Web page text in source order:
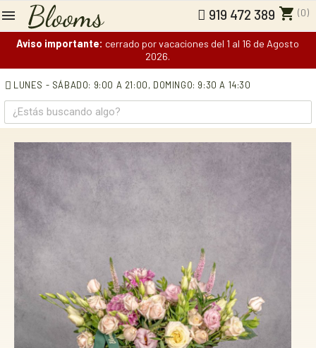
919 472 389 shopping_cart (0)
Aviso importante: cerrado por vacaciones del 1 al 16 de Agosto
2026.
LUNES - SÁBADO: 9:00 A 21:00, DOMINGO: 9:30 A 14:30